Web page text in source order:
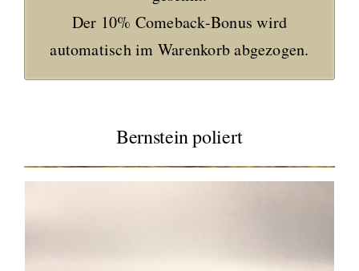
Der 10% Comeback-Bonus wird
automatisch im Warenkorb abgezogen.
Bernstein poliert